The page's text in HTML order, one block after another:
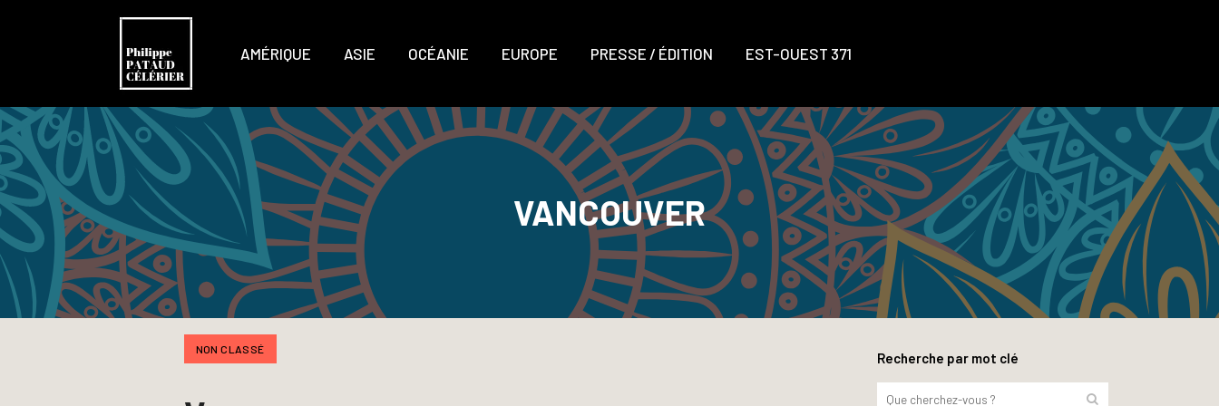
AMÉRIQUE ASIE OCÉANIE EUROPE PRESSE / ÉDITION EST-OUEST 371
VANCOUVER
NON CLASSÉ
Recherche par mot clé